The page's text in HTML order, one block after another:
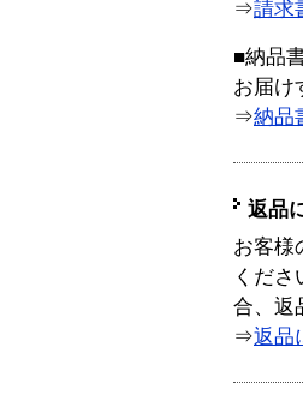
⇒請求
■納品
お届け
⇒納品
返品
お客様
くだ
合、返
⇒返品